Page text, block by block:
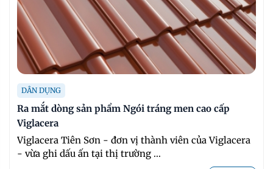
DÂN DỤNG
Ra mắt dòng sản phẩm Ngói tráng men cao cấp
Viglacera
Viglacera Tiên Sơn - đơn vị thành viên của Viglacera
- vừa ghi dấu ấn tại thị trường ...